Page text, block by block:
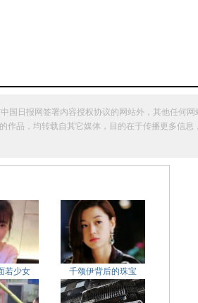
国日报网签署内容授权协议的网站外，其他任何
作品，均转载自其它媒体，目的在于传播更多信
若少女 千颂伊背后的珠宝